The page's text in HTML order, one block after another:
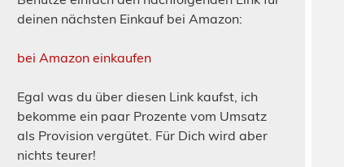
deinen nächsten Einkauf bei Amazon:
bei Amazon einkaufen
Egal was du über diesen Link kaufst, ich
bekomme ein paar Prozente vom Umsatz
als Provision vergütet. Für Dich wird aber
nichts teurer!